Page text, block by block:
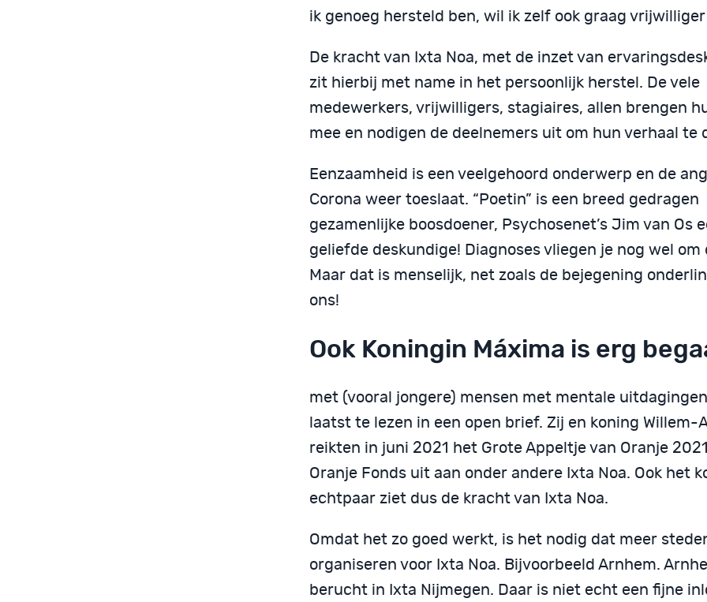
ik genoeg hersteld ben, wil ik zelf ook graag
De kracht van Ixta Noa, met de inzet van
zit hierbij met name in het persoonlijk herstel. De vele
medewerkers, vrijwilligers, stagiaires, allen brengen
mee en nodigen de deelnemers uit om hun verhaal te
Eenzaamheid is een veelgehoord onderwerp en de
Corona weer toeslaat. “Poetin” is een breed gedragen
gezamenlijke boosdoener, Psychosenet’s Jim van Os
geliefde deskundige! Diagnoses vliegen je nog wel om
Maar dat is menselijk, net zoals de bejegening
ons!
Ook Koningin Máxima is erg
met (vooral jongere) mensen met mentale
laatst te lezen in een open brief. Zij en koning Willem-
reikten in juni 2021 het Grote Appeltje van Oranje
Oranje Fonds uit aan onder andere Ixta Noa. Ook het
echtpaar ziet dus de kracht van Ixta Noa.
Omdat het zo goed werkt, is het nodig dat meer
organiseren voor Ixta Noa. Bijvoorbeeld Arnhem.
berucht in Ixta Nijmegen. Daar is niet echt een fijne